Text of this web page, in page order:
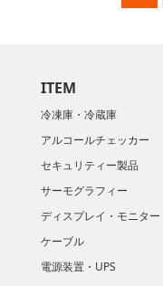
ITEM
冷凍庫・冷蔵庫
アルコールチェッカー
セキュリティー製品
サーモグラフィー
ディスプレイ・モニター
ケーブル
電源装置・UPS